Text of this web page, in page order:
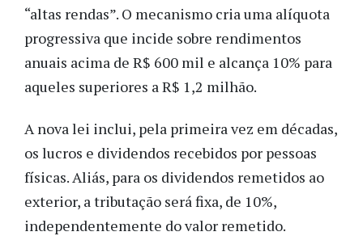
“altas rendas”. O mecanismo cria uma alíquota
progressiva que incide sobre rendimentos
anuais acima de R$ 600 mil e alcança 10% para
aqueles superiores a R$ 1,2 milhão.
A nova lei inclui, pela primeira vez em décadas,
os lucros e dividendos recebidos por pessoas
físicas. Aliás, para os dividendos remetidos ao
exterior, a tributação será fixa, de 10%,
independentemente do valor remetido.